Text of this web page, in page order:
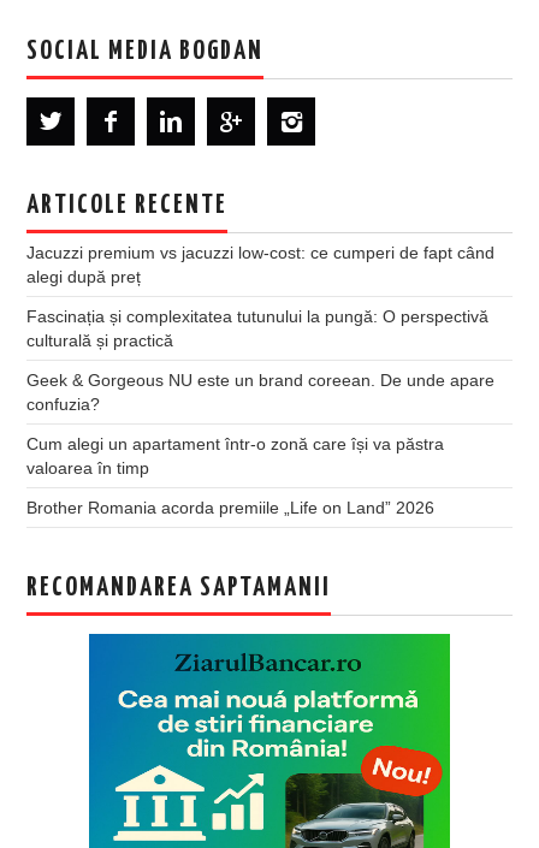
SOCIAL MEDIA BOGDAN
ARTICOLE RECENTE
Jacuzzi premium vs jacuzzi low-cost: ce cumperi de fapt când
alegi după preț
Fascinația și complexitatea tutunului la pungă: O perspectivă
culturală și practică
Geek & Gorgeous NU este un brand coreean. De unde apare
confuzia?
Cum alegi un apartament într-o zonă care își va păstra
valoarea în timp
Brother Romania acorda premiile „Life on Land” 2026
RECOMANDAREA SAPTAMANII